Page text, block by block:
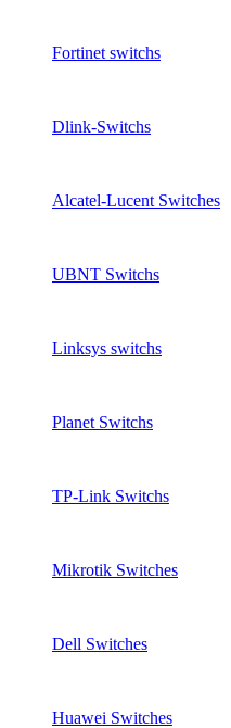
Fortinet switchs
Dlink-Switchs
Alcatel-Lucent Switches
UBNT Switchs
Linksys switchs
Planet Switchs
TP-Link Switchs
Mikrotik Switches
Dell Switches
Huawei Switches